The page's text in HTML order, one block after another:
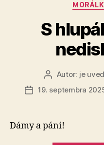
S
AutorAutor: je
Dátum
19. septembra
Dámy a páni!